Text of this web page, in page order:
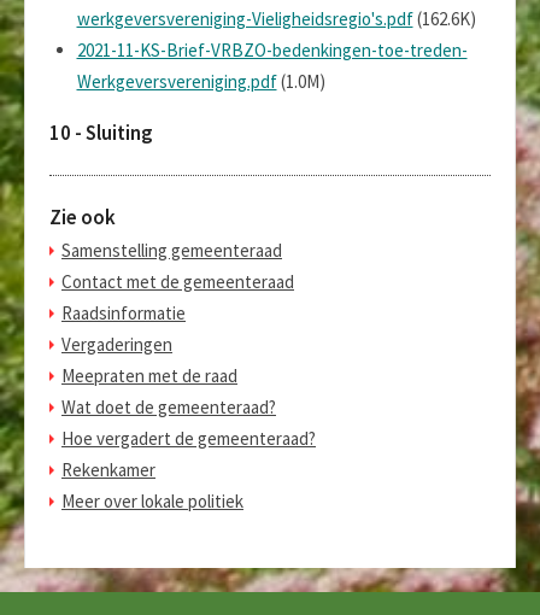
werkgeversvereniging-Vieligheidsregio's.pdf(162.6K)
2021-11-KS-Brief-VRBZO-bedenkingen-toe-treden-
Werkgeversvereniging.pdf(1.0M)
10 - Sluiting
Zie ook
Samenstelling gemeenteraad
Contact met de gemeenteraad
Raadsinformatie
Vergaderingen
Meepraten met de raad
Wat doet de gemeenteraad?
Hoe vergadert de gemeenteraad?
Rekenkamer
Meer over lokale politiek